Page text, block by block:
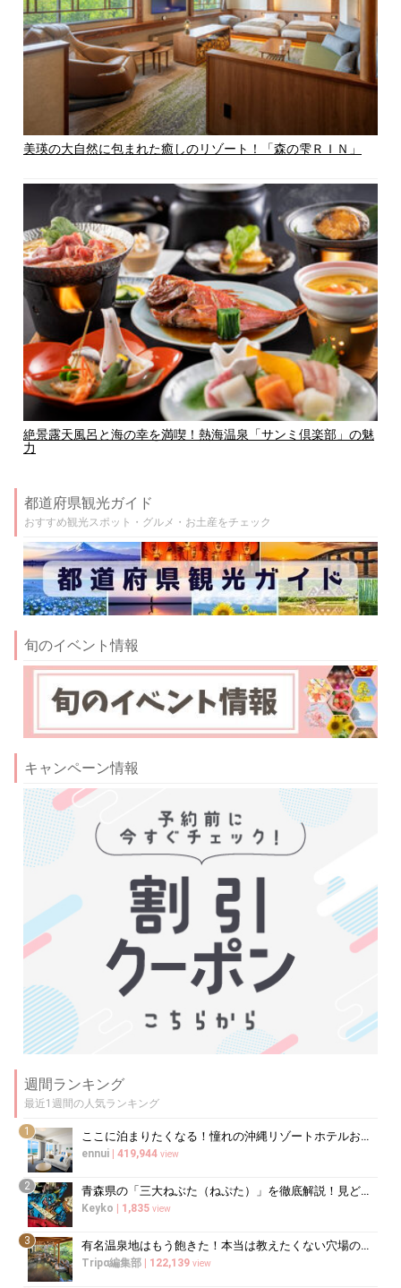
美瑛の大自然に包まれた癒しのリゾート！「森の雫ＲＩＮ」
絶景露天風呂と海の幸を満喫！熱海温泉「サンミ倶楽部」の魅
力
都道府県観光ガイド
おすすめ観光スポット・グルメ・お土産をチェック
旬のイベント情報
キャンペーン情報
週間ランキング
最近1週間の人気ランキング
1 ここに泊まりたくなる！憧れの沖縄リゾートホテルおすすめランキングを要チェック
ennui 419,944 view
2 青森県の「三大ねぶた（ねぷた）」を徹底解説！見どころ&おすすめ宿ガイド
Keyko 1,835 view
3 有名温泉地はもう飽きた！本当は教えたくない穴場の温泉旅館20選
Tripα編集部 122,139 view